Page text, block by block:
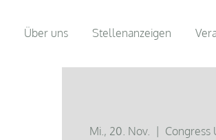
Über uns Stellenanzeigen
Mi., 20. Nov. Congress